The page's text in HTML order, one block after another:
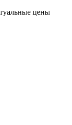
цены